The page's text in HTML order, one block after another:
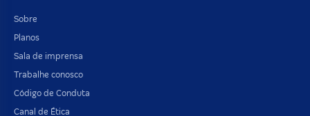
Sobre
Planos
Sala de imprensa
Trabalhe conosco
Código de Conduta
Canal de Ética